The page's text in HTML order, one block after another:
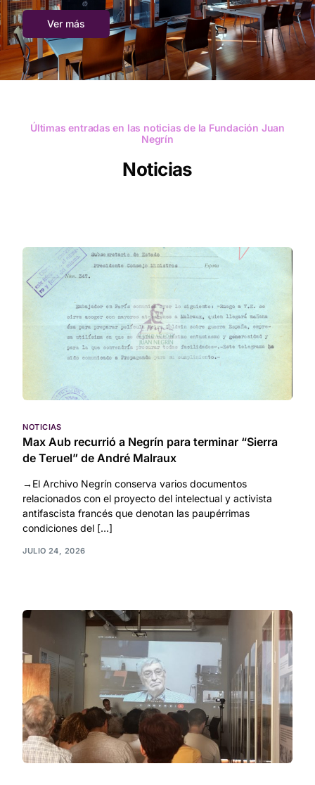
Ver más
Últimas entradas en las noticias de la Fundación Juan
Negrín
Noticias
NOTICIAS
Max Aub recurrió a Negrín para terminar “Sierra
de Teruel” de André Malraux
→El Archivo Negrín conserva varios documentos
relacionados con el proyecto del intelectual y activista
antifascista francés que denotan las paupérrimas
condiciones del […]
JULIO 24, 2026